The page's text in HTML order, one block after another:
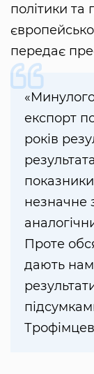
політики та
передає
експорт
років
незначне
Проте
дають нам